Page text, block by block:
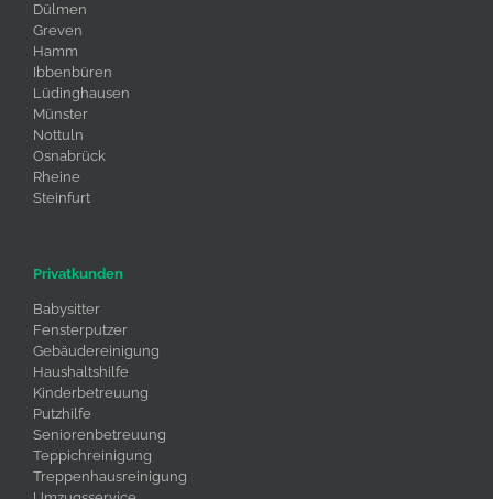
Dülmen
Greven
Hamm
Ibbenbüren
Lüdinghausen
Münster
Nottuln
Osnabrück
Rheine
Steinfurt
Privatkunden
Babysitter
Fensterputzer
Gebäudereinigung
Haushaltshilfe
Kinderbetreuung
Putzhilfe
Seniorenbetreuung
Teppichreinigung
Treppenhausreinigung